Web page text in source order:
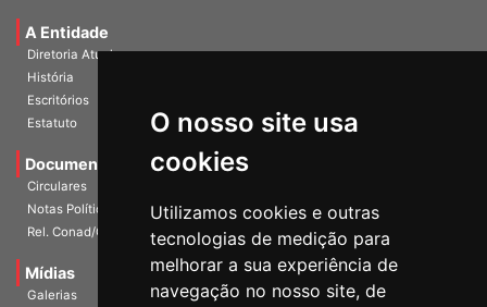
O nosso site usa
cookies
Utilizamos cookies e outras
tecnologias de medição para
melhorar a sua experiência de
navegação no nosso site, de
A Entidade
Diretoria Atual
História
Escritórios
Estatuto
Documentos
Circulares
Notas Políticas
Rel. Conad/Congresso
Mídias
Galerias